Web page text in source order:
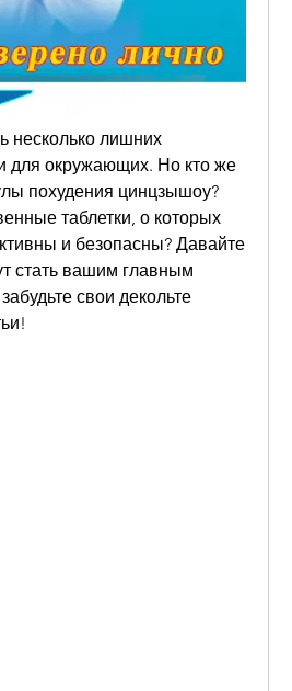
несколько лишних
для окружающих. Но кто же
похудения цинцзышоу?
таблетки, о которых
и безопасны? Давайте
стать вашим главным
свои декольте